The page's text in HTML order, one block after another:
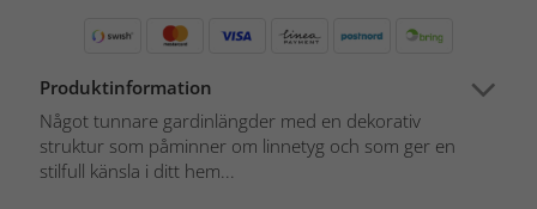
Produktinformation
Något tunnare gardinlängder med en dekorativ
struktur som påminner om linnetyg och som ger en
stilfull känsla i ditt hem...